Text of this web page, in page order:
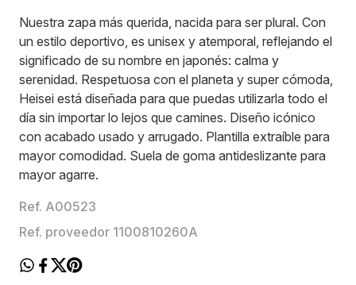
Nuestra zapa más querida, nacida para ser plural. Con
un estilo deportivo, es unisex y atemporal, reflejando el
significado de su nombre en japonés: calma y
serenidad. Respetuosa con el planeta y super cómoda,
Heisei está diseñada para que puedas utilizarla todo el
día sin importar lo lejos que camines. Diseño icónico
con acabado usado y arrugado. Plantilla extraíble para
mayor comodidad. Suela de goma antideslizante para
mayor agarre.
Ref. A00523
Ref. proveedor 1100810260A